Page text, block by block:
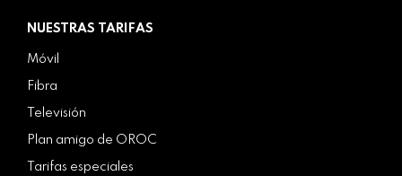
NUESTRAS TARIFAS
Móvil
Fibra
Televisión
Plan amigo de OROC
Tarifas especiales